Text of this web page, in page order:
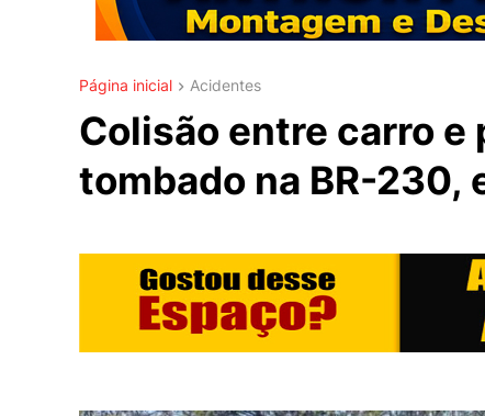
Página inicial Acidentes
Colisão entre carro
tombado na BR-230,